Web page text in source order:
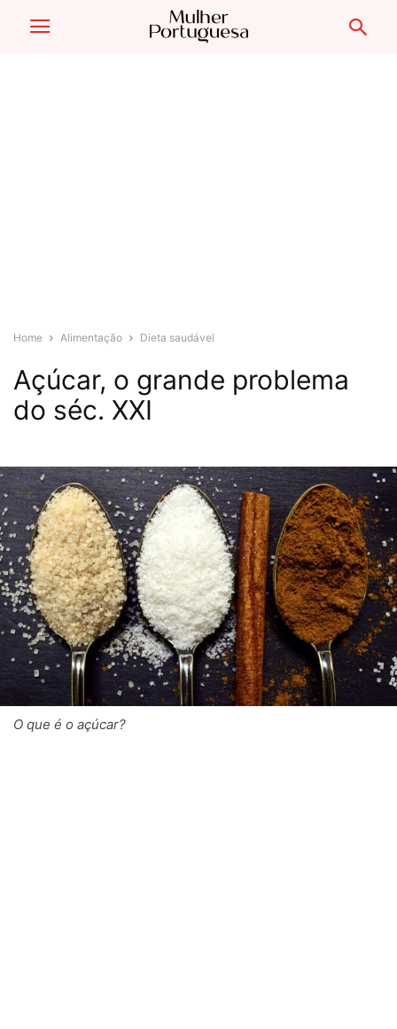
Home Alimentação Dieta saudável
Açúcar, o grande problema
do séc. XXI
O que é o açúcar?